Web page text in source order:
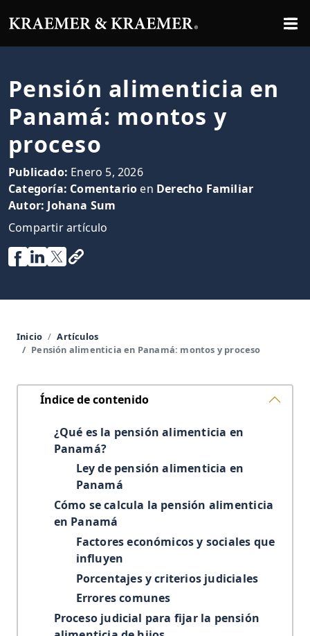
Pensión alimenticia en
Panamá: montos y
proceso
Publicado: Enero 5, 2026
Categoría: Comentario en Derecho Familiar
Autor: Johana Sum
Compartir artículo
Inicio
Artículos
Pensión alimenticia en Panamá: montos y proceso
Índice de contenido
¿Qué es la pensión alimenticia en
Panamá?
Ley de pensión alimenticia en
Panamá
Cómo se calcula la pensión alimenticia
en Panamá
Factores económicos y sociales que
influyen
Porcentajes y criterios judiciales
Errores comunes
Proceso judicial para fijar la pensión